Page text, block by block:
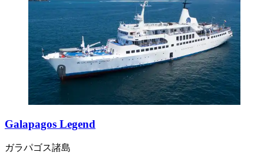
Galapagos Legend
ガラパゴス諸島